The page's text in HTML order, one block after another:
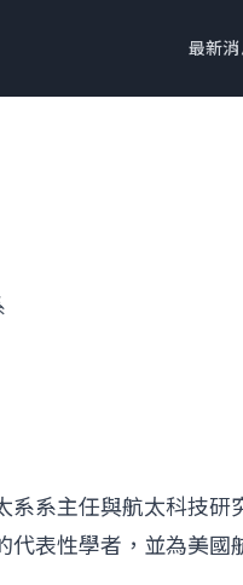
最新消
系主任與航太科技研
表性學者，並為美國